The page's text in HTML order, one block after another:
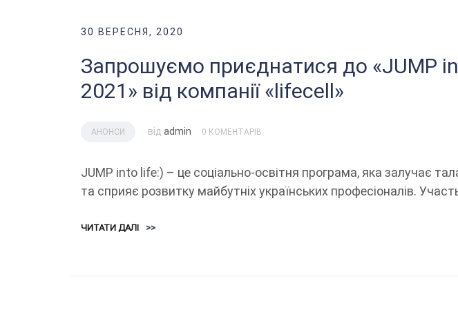
30 ВЕРЕСНЯ, 2020
Запрошуємо приєднатися до «JUMP
2021» від компанії «lifecell»
АНОНСИ від admin 0 КОМЕНТАРІВ
JUMP into life:) – це соціально-освітня програма, яка залучає
та сприяє розвитку майбутніх українських професіоналів.
ЧИТАТИ ДАЛІ >>